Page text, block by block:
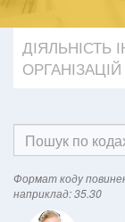
ОРГАНІЗАЦІЙ
Формат кодy
наприклад: 35.30